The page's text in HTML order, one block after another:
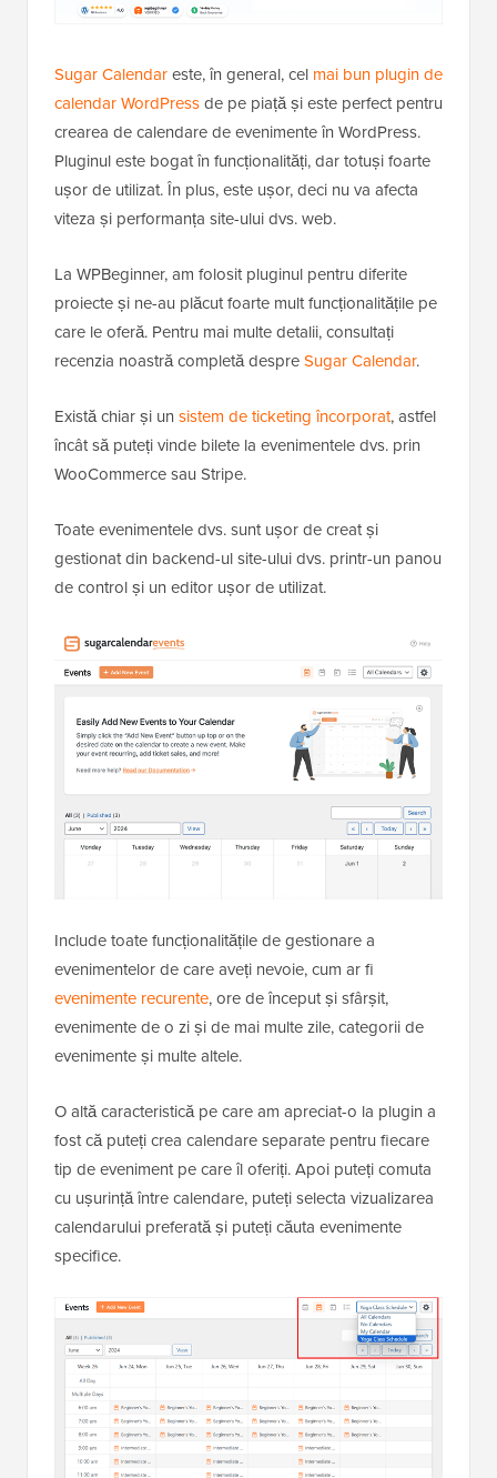
Sugar Calendareste, în general, cel mai bun plugin de
calendar WordPressde pe piață și este perfect pentru
crearea de calendare de evenimente în WordPress.
Pluginul este bogat în funcționalități, dar totuși foarte
ușor de utilizat. În plus, este ușor, deci nu va afecta
viteza și performanța site-ului dvs. web.
La WPBeginner, am folosit pluginul pentru diferite
proiecte și ne-au plăcut foarte mult funcționalitățile pe
care le oferă. Pentru mai multe detalii, consultați
recenzia noastră completă despreSugar Calendar.
Există chiar și un sistem de ticketing încorporat, astfel
încât să puteți vinde bilete la evenimentele dvs. prin
WooCommerce sau Stripe.
Toate evenimentele dvs. sunt ușor de creat și
gestionat din backend-ul site-ului dvs. printr-un panou
de control și un editor ușor de utilizat.
Include toate funcționalitățile de gestionare a
evenimentelor de care aveți nevoie, cum ar fi
evenimente recurente, ore de început și sfârșit,
evenimente de o zi și de mai multe zile, categorii de
evenimente și multe altele.
O altă caracteristică pe care am apreciat-o la plugin a
fost că puteți crea calendare separate pentru fiecare
tip de eveniment pe care îl oferiți. Apoi puteți comuta
cu ușurință între calendare, puteți selecta vizualizarea
calendarului preferată și puteți căuta evenimente
specifice.